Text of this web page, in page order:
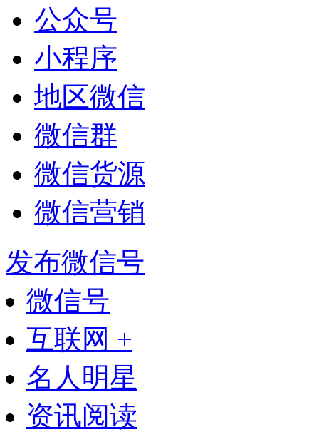
公众号
小程序
地区微信
微信群
微信货源
微信营销
发布微信号
微信号
互联网 +
名人明星
资讯阅读